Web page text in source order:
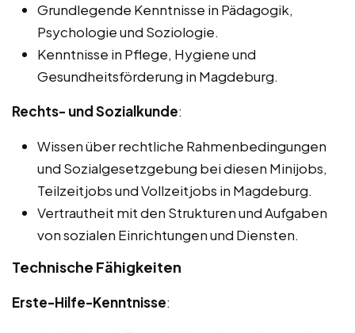
Grundlegende Kenntnisse in Pädagogik,
Psychologie und Soziologie.
Kenntnisse in Pflege, Hygiene und
Gesundheitsförderung in Magdeburg.
Rechts- und Sozialkunde:
Wissen über rechtliche Rahmenbedingungen
und Sozialgesetzgebung bei diesen Minijobs,
Teilzeitjobs und Vollzeitjobs in Magdeburg.
Vertrautheit mit den Strukturen und Aufgaben
von sozialen Einrichtungen und Diensten.
Technische Fähigkeiten
Erste-Hilfe-Kenntnisse: